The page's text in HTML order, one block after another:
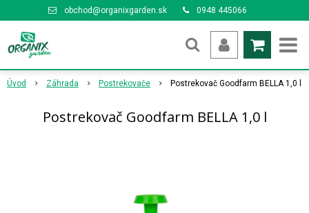
obchod@organixgarden.sk 0948 445066
Úvod Záhrada Postrekovače Postrekovač Goodfarm BELLA 1,0 l
Postrekovač Goodfarm BELLA 1,0 l